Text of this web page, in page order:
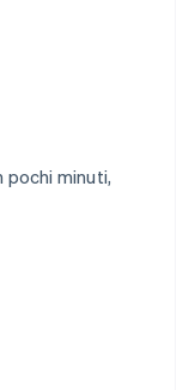
pochi minuti,